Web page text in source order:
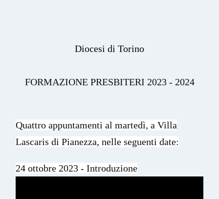
Diocesi di Torino
FORMAZIONE PRESBITERI 2023 - 2024
Quattro appuntamenti al martedì, a Villa
Lascaris di Pianezza, nelle seguenti date:
24 ottobre 2023 - Introduzione